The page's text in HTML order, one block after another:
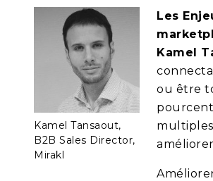
Kamel Tansaout,
B2B Sales Director,
Mirakl
Les
Kamel
ou être